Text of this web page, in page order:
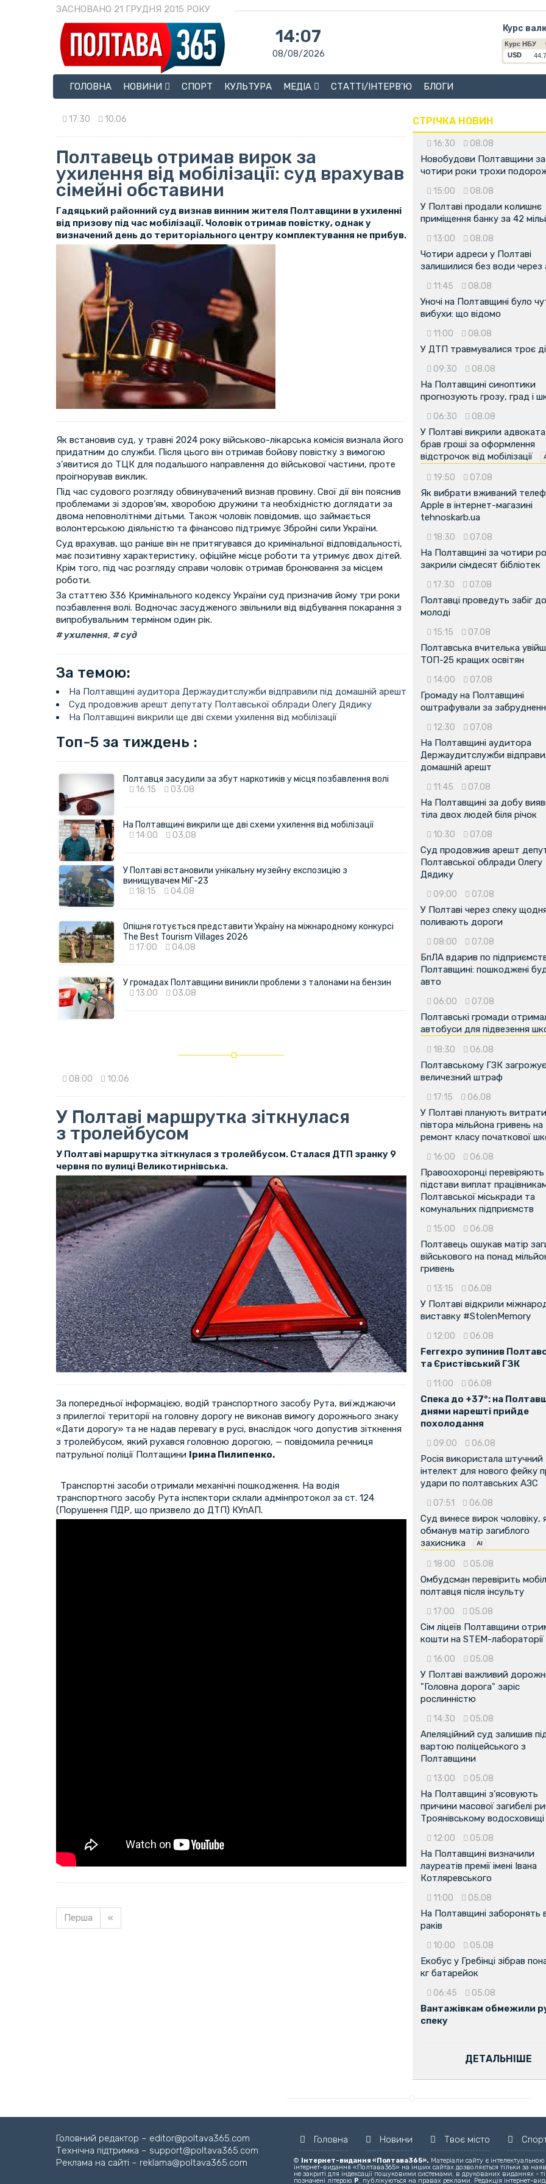
ЗАСНОВАНО 21 ГРУДНЯ 2015 РОКУ
14:07
08/08/2026
Курс
ГОЛОВНА
НОВИНИ СПОРТ КУЛЬТУРА МЕДІА СТАТТІ/ІНТЕРВ'Ю БЛОГИ
17:30 10.06
Полтавець отримав вирок за
ухилення від мобілізації: суд врахував
сімейні обставини
Гадяцький районний суд визнав винним жителя Полтавщини в ухиленні
від призову під час мобілізації. Чоловік отримав повістку, однак у
визначений день до територіального центру комплектування не прибув.
Як встановив суд, у травні 2024 року військово-лікарська комісія визнала його
придатним до служби. Після цього він отримав бойову повістку з вимогою
з’явитися до ТЦК для подальшого направлення до військової частини, проте
проігнорував виклик.
Під час судового розгляду обвинувачений визнав провину. Свої дії він пояснив
проблемами зі здоров’ям, хворобою дружини та необхідністю доглядати за
двома неповнолітніми дітьми. Також чоловік повідомив, що займається
волонтерською діяльністю та фінансово підтримує Збройні сили України.
Суд врахував, що раніше він не притягувався до кримінальної відповідальності,
має позитивну характеристику, офіційне місце роботи та утримує двох дітей.
Крім того, під час розгляду справи чоловік отримав бронювання за місцем
роботи.
За статтею 336 Кримінального кодексу України суд призначив йому три роки
позбавлення волі. Водночас засудженого звільнили від відбування покарання з
випробувальним терміном один рік.
ухилення, суд
За темою:
На Полтавщині аудитора Держаудитслужби відправили під домашній арешт
Суд продовжив арешт депутату Полтавської облради Олегу Дядику
На Полтавщині викрили ще дві схеми ухилення від мобілізації
Топ-5 за тиждень :
Полтавця засудили за збут наркотиків у місця позбавлення волі
16:15
03.08
На Полтавщині викрили ще дві схеми ухилення від мобілізації
14:00
03.08
У Полтаві встановили унікальну музейну експозицію з
винищувачем МіГ-23
18:15
04.08
Опішня готується представити Україну на міжнародному конкурсі
The Best Tourism Villages 2026
17:00
04.08
У громадах Полтавщини виникли проблеми з талонами на бензин
13:00
03.08
08:00 10.06
У Полтаві маршрутка зіткнулася
з тролейбусом
У Полтаві маршрутка зіткнулася з тролейбусом. Сталася ДТП зранку 9
червня по вулиці Великотирнівська.
За попередньої інформацією, водій транспортного засобу Рута, виїжджаючи
з прилеглої території на головну дорогу не виконав вимогу дорожнього знаку
«Дати дорогу» та не надав перевагу в русі, внаслідок чого допустив зіткнення
з тролейбусом, який рухався головною дорогою, — повідомила речниця
патрульної поліції Полтащини Ірина Пилипенко.
Транспортні засоби отримали механічні пошкодження. На водія
транспортного засобу Рута інспектори склали адмінпротокол за ст. 124
(Порушення ПДР, що призвело до ДТП) КУпАП.
Перша «
СТРІЧКА НОВИН
16:30 08.08
Новобудови Полтавщини за
чотири роки трохи
15:00 08.08
У Полтаві продали колишнє
приміщення банку за 42
13:00 08.08
Чотири адреси у Полтаві
залишилися без води через
11:45 08.08
Уночі на Полтавщині було
вибухи: що відомо
11:00 08.08
У ДТП травмувалися троє
09:30 08.08
На Полтавщині синоптики
прогнозують грозу, град і
06:30 08.08
У Полтаві викрили
брав гроші за оформлення
відстрочок від мобілізації
19:50 07.08
Як вибрати вживаний
Apple в інтернет-магазині
tehnoskarb.ua
18:30 07.08
На Полтавщині за чотири
закрили сімдесят бібліотек
17:30 07.08
Полтавці проведуть забіг
молоді
15:15 07.08
Полтавська вчителька
ТОП-25 кращих освітян
14:00 07.08
Громаду на Полтавщині
оштрафували за
12:30 07.08
На Полтавщині аудитора
Держаудитслужби
домашній арешт
11:45 07.08
На Полтавщині за добу
тіла двох людей біля річок
10:30 07.08
Суд продовжив арешт
Полтавської облради Олегу
Дядику
09:00 07.08
У Полтаві через спеку
поливають дороги
08:00 07.08
БпЛА вдарив по
Полтавщині: пошкоджені
авто
06:00 07.08
Полтавські громади
автобуси для підвезення
18:30 06.08
Полтавському ГЗК загрожує
величезний штраф
17:15 06.08
У Полтаві планують
півтора мільйона гривень на
ремонт класу початкової
16:00 06.08
Правоохоронці перевіряють
підстави виплат
Полтавської міськради та
комунальних підприємств
15:00 06.08
Полтавець ошукав матір
військового на понад
гривень
13:15 06.08
У Полтаві відкрили
виставку #StolenMemory
12:00 06.08
Ferrexpo зупинив
та Єристівський ГЗК
11:00 06.08
Спека до +37°: на
днями нарешті прийде
похолодання
09:00 06.08
Росія використала штучний
інтелект для нового фейку
удари по полтавських АЗС
07:51 06.08
Суд винесе вирок чоловіку,
обманув матір загиблого
захисника
18:00 05.08
Омбудсман перевірить
полтавця після інсульту
17:00 05.08
Сім ліцеїв Полтавщини
кошти на STEM-лабораторії
16:00 05.08
У Полтаві важливий
"Головна дорога" заріс
рослинністю
14:30 05.08
Апеляційний суд залишив
вартою поліцейського з
Полтавщини
13:00 05.08
На Полтавщині з'ясовують
причини масової загибелі
Троянівському водосховищі
12:00 05.08
На Полтавщині визначили
лауреатів премії імені Івана
Котляревського
11:00 05.08
На Полтавщині заборонять
раків
10:00 05.08
Екобус у Гребінці зібрав
кг батарейок
06:45 05.08
Вантажівкам обмежили
спеку
ДЕТАЛЬНІШЕ
Головний редактор – editor@poltava365.com
Технічна підтримка – support@poltava365.com
Реклама на сайті – reklama@poltava365.com
Головна Новини Твоє місто
© Інтернет-видання «Полтава365». Матеріали сайту є
інтернет-видання «Полтава365» на інших сайтах дозволяється тільки за
не закриті для індексації пошуковими системами, в друкованих виданнях -
позначені літерою Р, публікуються на правах реклами. Редакція інтернет-